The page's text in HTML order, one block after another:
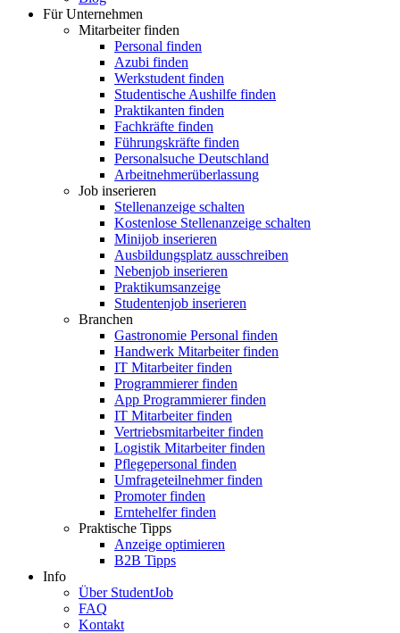
Für Unternehmen
Mitarbeiter finden
Personal finden
Azubi finden
Werkstudent finden
Studentische Aushilfe finden
Praktikanten finden
Fachkräfte finden
Führungskräfte finden
Personalsuche Deutschland
Arbeitnehmerüberlassung
Job inserieren
Stellenanzeige schalten
Kostenlose Stellenanzeige schalten
Minijob inserieren
Ausbildungsplatz ausschreiben
Nebenjob inserieren
Praktikumsanzeige
Studentenjob inserieren
Branchen
Gastronomie Personal finden
Handwerk Mitarbeiter finden
IT Mitarbeiter finden
Programmierer finden
App Programmierer finden
IT Mitarbeiter finden
Vertriebsmitarbeiter finden
Logistik Mitarbeiter finden
Pflegepersonal finden
Umfrageteilnehmer finden
Promoter finden
Erntehelfer finden
Praktische Tipps
Anzeige optimieren
B2B Tipps
Info
Über StudentJob
FAQ
Kontakt